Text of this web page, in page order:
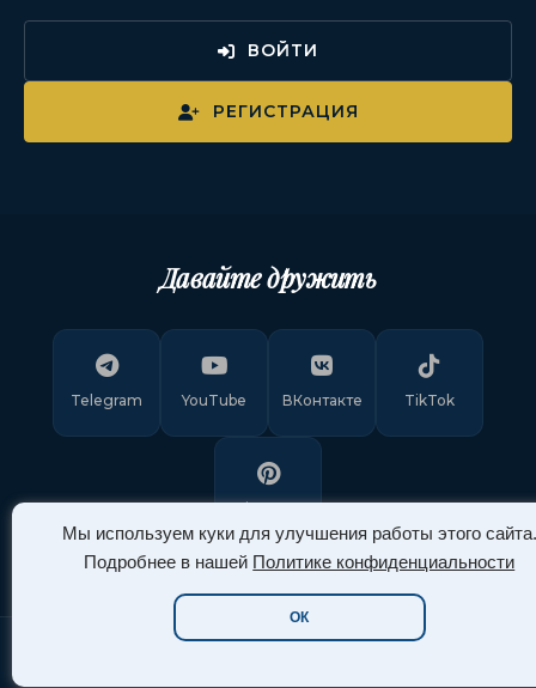
Мы используем куки для улучшения работы этого сайта.
Подробнее в нашей Политике конфиденциальности
ОК
ВОЙТИ
РЕГИСТРАЦИЯ
Давайте дружить
Telegram YouTube ВКонтакте TikTok
Pinterest